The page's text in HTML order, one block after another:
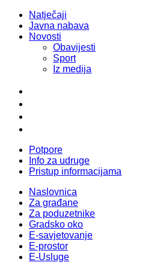
Natječaji
Javna nabava
Novosti
Obavijesti
Sport
Iz medija
Potpore
Info za udruge
Pristup informacijama
Naslovnica
Za građane
Za poduzetnike
Gradsko oko
E-savjetovanje
E-prostor
E-Usluge